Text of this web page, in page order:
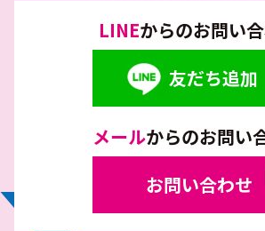
LINEからのお問い
友だち追加
メールからのお問い
お問い合わせ